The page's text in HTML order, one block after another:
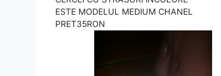
ESTE MODELUL MEDIUM CHANEL
PRET35RON